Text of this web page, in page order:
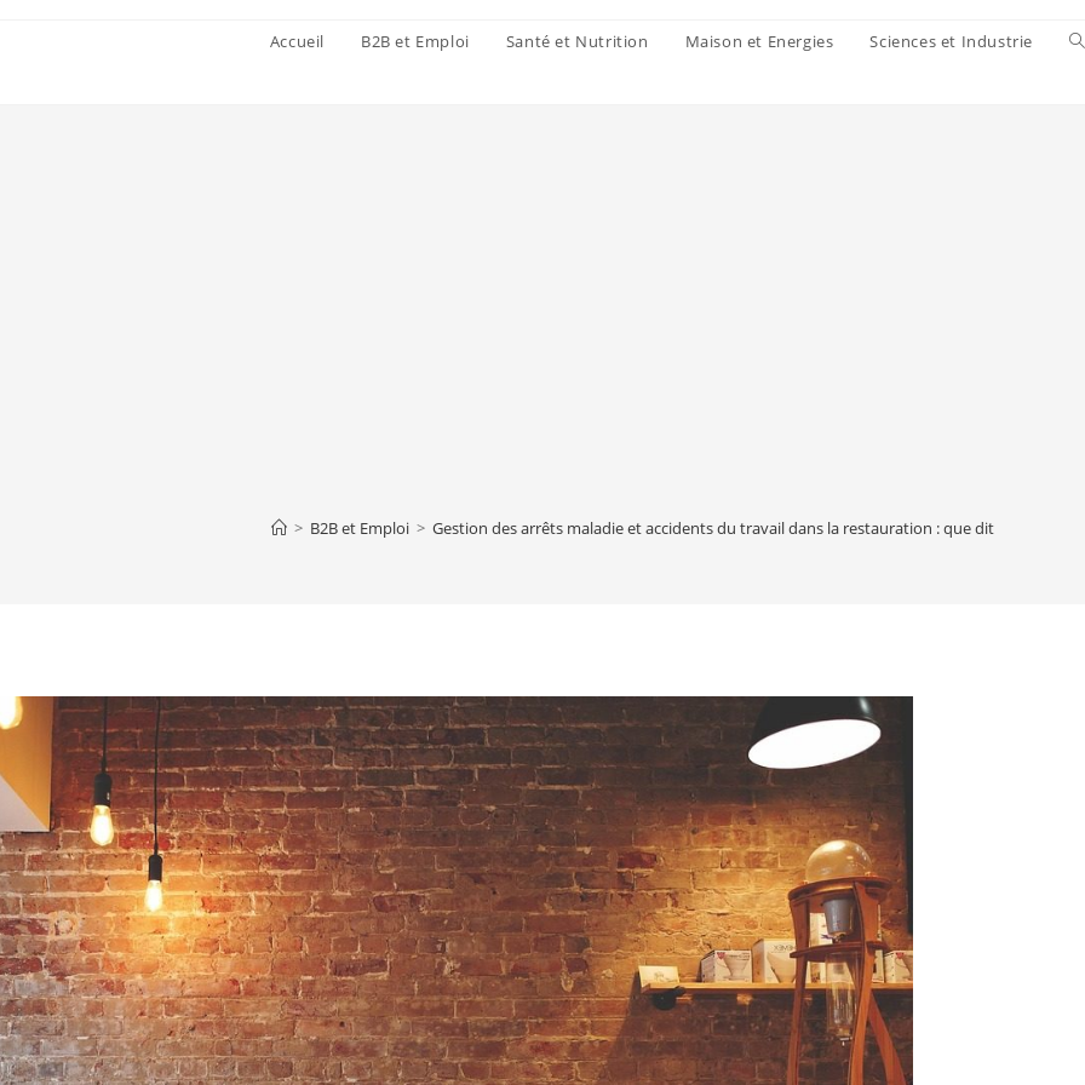
Accueil B2B et Emploi Santé et Nutrition Maison et Energies Sciences et Industrie
> B2B et Emploi > Gestion des arrêts maladie et accidents du travail dans la restauration : que dit la